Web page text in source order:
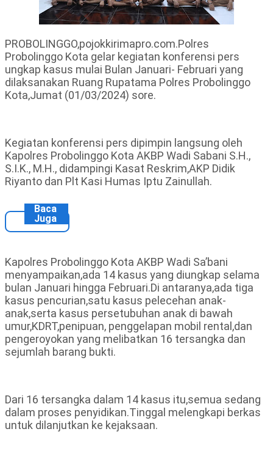
PROBOLINGGO,pojokkirimapro.com.Polres
Probolinggo Kota gelar kegiatan konferensi pers
ungkap kasus mulai Bulan Januari- Februari yang
dilaksanakan Ruang Rupatama Polres Probolinggo
Kota,Jumat (01/03/2024) sore.
Kegiatan konferensi pers dipimpin langsung oleh
Kapolres Probolinggo Kota AKBP Wadi Sabani S.H.,
S.I.K., M.H., didampingi Kasat Reskrim,AKP Didik
Riyanto dan Plt Kasi Humas Iptu Zainullah.
Baca
Juga
Kapolres Probolinggo Kota AKBP Wadi Sa’bani
menyampaikan,ada 14 kasus yang diungkap selama
bulan Januari hingga Februari.Di antaranya,ada tiga
kasus pencurian,satu kasus pelecehan anak-
anak,serta kasus persetubuhan anak di bawah
umur,KDRT,penipuan, penggelapan mobil rental,dan
pengeroyokan yang melibatkan 16 tersangka dan
sejumlah barang bukti.
Dari 16 tersangka dalam 14 kasus itu,semua sedang
dalam proses penyidikan.Tinggal melengkapi berkas
untuk dilanjutkan ke kejaksaan.